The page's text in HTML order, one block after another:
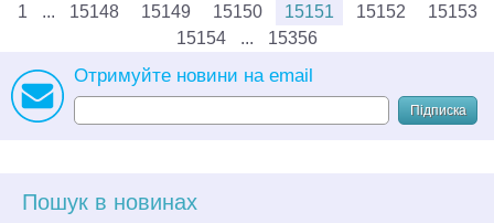
1 15148 15149 15150 15151 15152
15153
15154
15356
Отримуйте новини на email
Підписка
Пошук в новинах